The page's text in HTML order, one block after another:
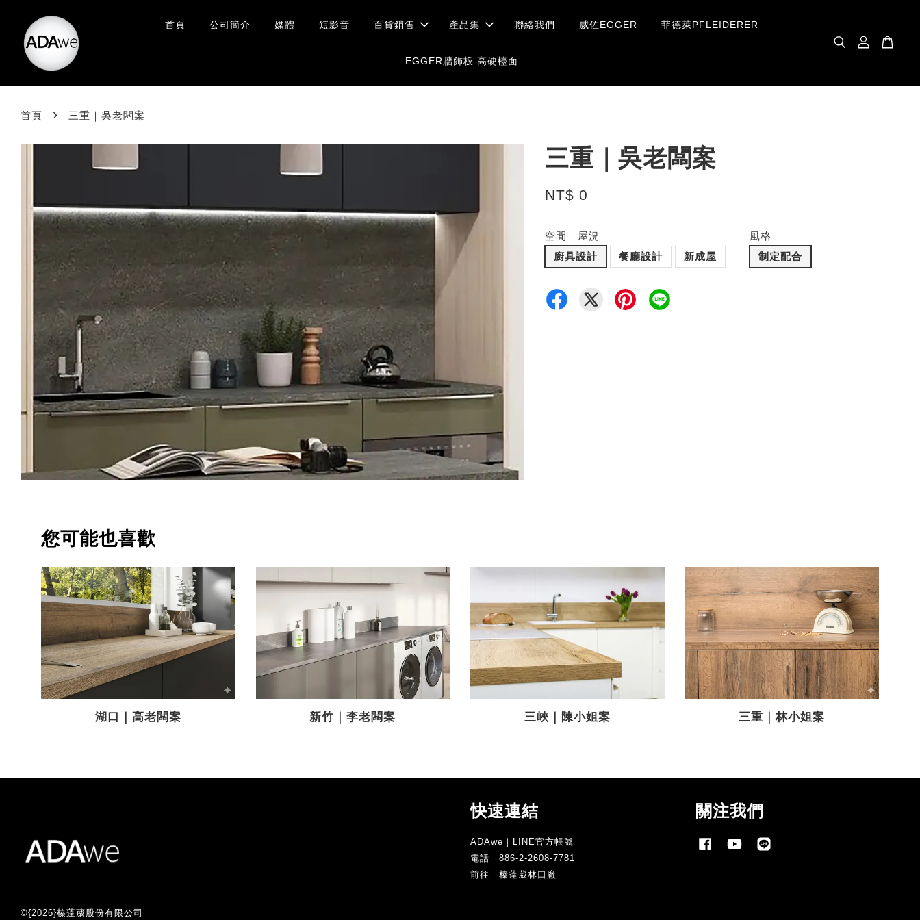
首頁 公司簡介 媒體 短影音 百貨銷售 產品集 聯絡我們 威佐EGGER 菲德萊PFLEIDERER
EGGER牆飾板.高硬檯面
首頁 › 三重｜吳老闆案
三重｜吳老闆案
NT$ 0
空間｜屋況
廚具設計
餐廳設計 新成屋
風格
制定配合
您可能也喜歡
湖口｜高老闆案 新竹｜李老闆案 三峽｜陳小姐案 三重｜林小姐案
©{2026}榛薘葳股份有限公司
快速連結
ADAwe｜LINE官方帳號
電話｜886-2-2608-7781
前往｜榛薘葳林口廠
關注我們
FacebookYouTube